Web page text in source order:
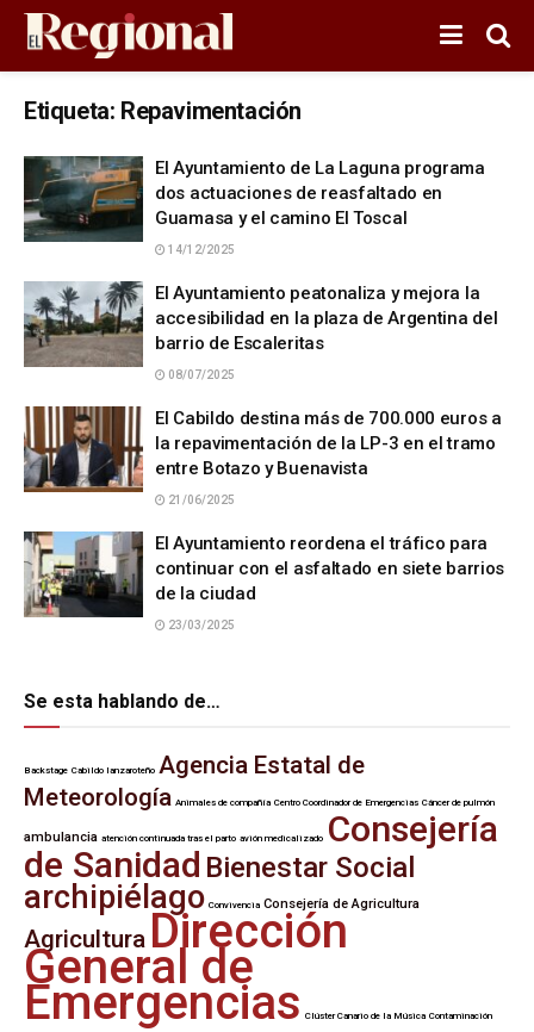
Etiqueta: Repavimentación
El Ayuntamiento de La Laguna programa
dos actuaciones de reasfaltado en
Guamasa y el camino El Toscal
14/12/2025
El Ayuntamiento peatonaliza y mejora la
accesibilidad en la plaza de Argentina del
barrio de Escaleritas
08/07/2025
El Cabildo destina más de 700.000 euros a
la repavimentación de la LP-3 en el tramo
entre Botazo y Buenavista
21/06/2025
El Ayuntamiento reordena el tráfico para
continuar con el asfaltado en siete barrios
de la ciudad
23/03/2025
Se esta hablando de…
Backstage Cabildo lanzaroteño Agencia Estatal de
Meteorología Animales de compañía Centro Coordinador de Emergencias Cáncer de pulmón
ambulancia atención continuada tras el parto avión medicalizado Consejería
de Sanidad Bienestar Social
archipiélago Convivencia Consejería de Agricultura
Agricultura Dirección
General de
Emergencias Clúster Canario de la Música Contaminación